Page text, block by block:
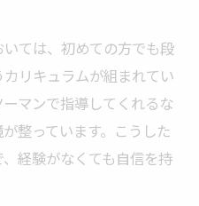
ては、初めての方でも段
リキュラムが組まれてい
マンで指導してくれるな
整っています。こうした
経験がなくても自信を持